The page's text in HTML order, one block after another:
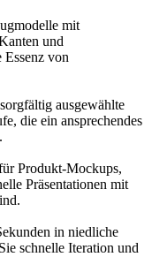
mit
und
Essenz von
ausgewählte
die ein ansprechendes
Produkt-Mockups,
Präsentationen mit
in niedliche
schnelle Iteration und